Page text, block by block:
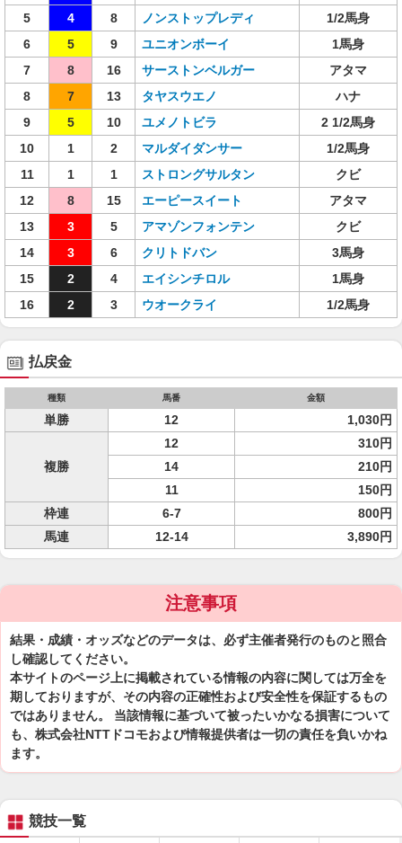
5
4 8 ノンストップレディ
1/2馬身
6
5 9 ユニオンボーイ
1馬身
7
8 16 サーストンベルガー
アタマ
8
7 13 タヤスウエノ
ハナ
9
5 10 ユメノトビラ
2 1/2馬身
10
1 2 マルダイダンサー
1/2馬身
11
1 1 ストロングサルタン
クビ
12
8 15 エーピースイート
アタマ
13
3 5 アマゾンフォンテン
クビ
14
3 6 クリトドバン
3馬身
15
2 4 エイシンチロル
1馬身
16
2 3 ウオークライ 1/2馬身
払戻金
種類 馬番 金額
単勝 12 1,030円
複勝
12
310円
14
210円
11
150円
枠連
6-7
800円
馬連
12-14 3,890円
注意事項
結果・成績・オッズなどのデータは、必ず主催者発行のものと照合
し確認してください。
本サイトのページ上に掲載されている情報の内容に関しては万全を
期しておりますが、その内容の正確性および安全性を保証するもの
ではありません。 当該情報に基づいて被ったいかなる損害について
も、株式会社NTTドコモおよび情報提供者は一切の責任を負いかね
ます。
競技一覧